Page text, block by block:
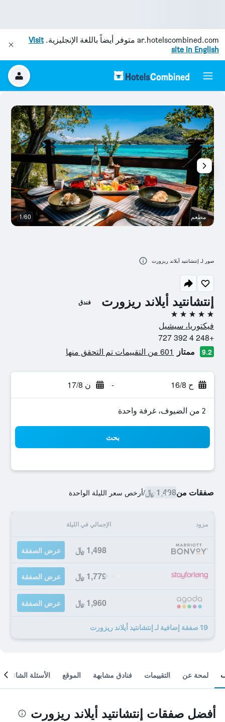
ar.hotelscombined.com متوفر أيضاً باللغة الإنجليزية.Visit
site in English
إنتشانتيد أيلاند ريزورت فندق
5 نجوم
فيكتوريا، سيشيل
+248 4 392 727
9.2 ممتاز 601 من التقييمات تم التحقق منها
ح 16/8 - ن 17/8
2 من الضيوف، غرفة واحدة
بحث
صفقات من1,498 ﷼ /أرخص سعر الليلة الواحدة
مزود الإجمالي في الليلة
1,498 ﷼ عرض الصفقة
1,779 ﷼ عرض الصفقة
1,960 ﷼ عرض الصفقة
19 صفقة إضافية لـ إنتشانتيد أيلاند ريزورت
مطعم 1/60
صور لـ إنتشانتيد أيلاند ريزورت
لمحة عن التقييمات فنادق مشابهة الموقع الأسئلة الشائعة
أفضل صفقات إنتشانتيد أيلاند ريزورت